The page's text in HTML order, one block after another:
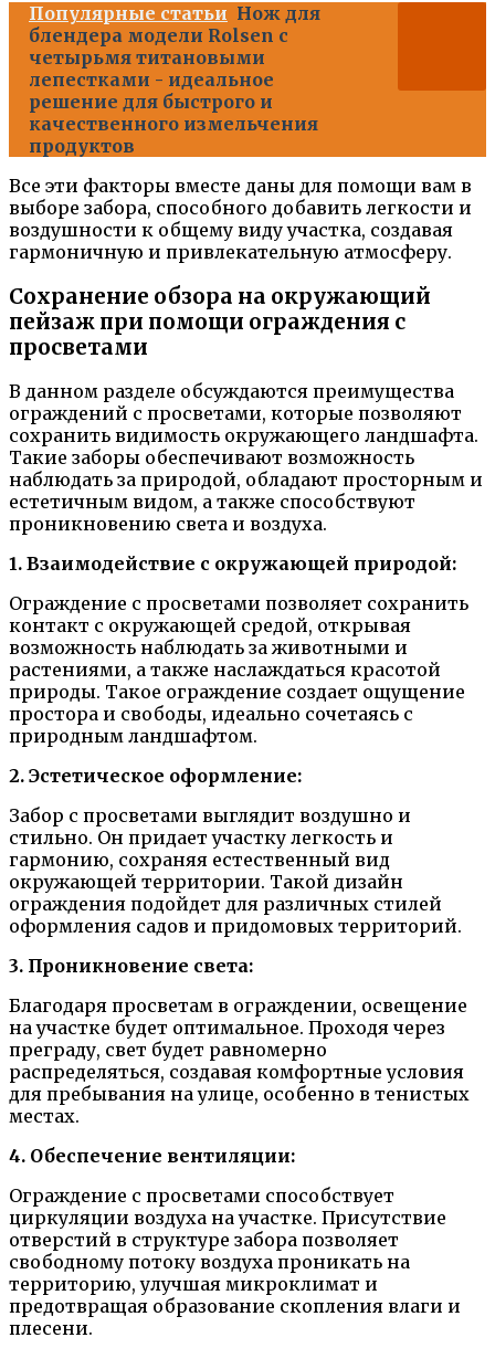
Популярные статьи Нож для
блендера модели Rolsen с
четырьмя титановыми
лепестками - идеальное
решение для быстрого и
качественного измельчения
продуктов
Все эти факторы вместе даны для помощи вам в
выборе забора, способного добавить легкости и
воздушности к общему виду участка, создавая
гармоничную и привлекательную атмосферу.
Сохранение обзора на окружающий
пейзаж при помощи ограждения с
просветами
В данном разделе обсуждаются преимущества
ограждений с просветами, которые позволяют
сохранить видимость окружающего ландшафта.
Такие заборы обеспечивают возможность
наблюдать за природой, обладают просторным и
естетичным видом, а также способствуют
проникновению света и воздуха.
1. Взаимодействие с окружающей природой:
Ограждение с просветами позволяет сохранить
контакт с окружающей средой, открывая
возможность наблюдать за животными и
растениями, а также наслаждаться красотой
природы. Такое ограждение создает ощущение
простора и свободы, идеально сочетаясь с
природным ландшафтом.
2. Эстетическое оформление:
Забор с просветами выглядит воздушно и
стильно. Он придает участку легкость и
гармонию, сохраняя естественный вид
окружающей территории. Такой дизайн
ограждения подойдет для различных стилей
оформления садов и придомовых территорий.
3. Проникновение света:
Благодаря просветам в ограждении, освещение
на участке будет оптимальное. Проходя через
преграду, свет будет равномерно
распределяться, создавая комфортные условия
для пребывания на улице, особенно в тенистых
местах.
4. Обеспечение вентиляции:
Ограждение с просветами способствует
циркуляции воздуха на участке. Присутствие
отверстий в структуре забора позволяет
свободному потоку воздуха проникать на
территорию, улучшая микроклимат и
предотвращая образование скопления влаги и
плесени.